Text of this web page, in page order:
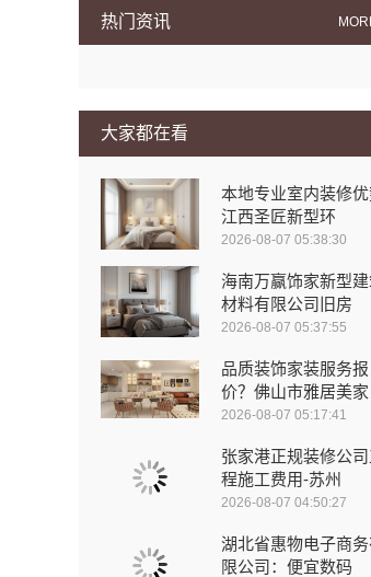
热门资讯
大家都在看
本地专业室内装修
江西圣匠新型环
2026-08-07 05:38:30
海南万赢饰家新型
材料有限公司旧房
2026-08-07 05:37:55
品质装饰家装服务报
价？佛山市雅居美家
2026-08-07 05:17:41
张家港正规装修公司
程施工费用-苏州
2026-08-07 04:50:27
湖北省惠物电子商务
限公司：便宜数码